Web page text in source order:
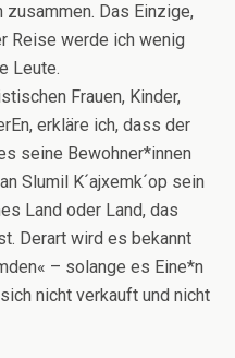
Das Einzige,
Reise werde ich wenig
Leute.
Frauen, Kinder,
erkläre ich, dass der
seine Bewohner*innen
Slumil K´ajxemk´op sein
Land oder Land, das
Derart wird es bekannt
– solange es Eine*n
nicht verkauft und nicht